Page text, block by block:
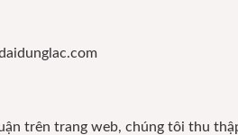
trên trang web, chúng tôi thu